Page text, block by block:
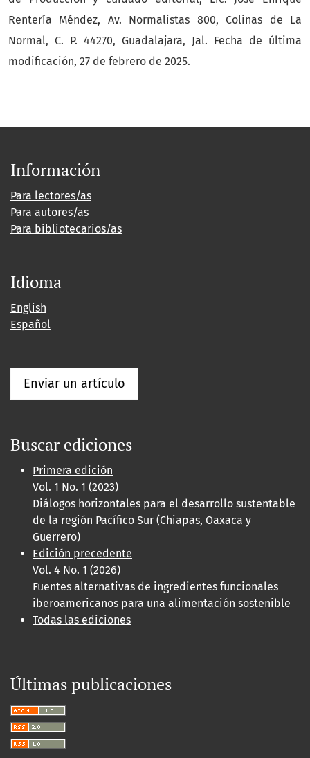
Rentería Méndez, Av. Normalistas 800, Colinas de La
Normal, C. P. 44270, Guadalajara, Jal. Fecha de última
modificación, 27 de febrero de 2025.
Información
Para lectores/as
Para autores/as
Para bibliotecarios/as
Idioma
English
Español
Enviar un artículo
Buscar ediciones
Primera edición
Vol. 1 No. 1 (2023)
Diálogos horizontales para el desarrollo sustentable
de la región Pacífico Sur (Chiapas, Oaxaca y
Guerrero)
Edición precedente
Vol. 4 No. 1 (2026)
Fuentes alternativas de ingredientes funcionales
iberoamericanos para una alimentación sostenible
Todas las ediciones
Últimas publicaciones